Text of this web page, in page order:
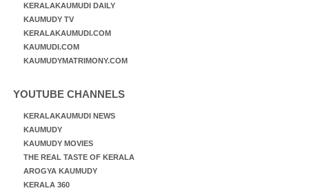
KERALAKAUMUDI DAILY
KAUMUDY TV
KERALAKAUMUDI.COM
KAUMUDI.COM
KAUMUDYMATRIMONY.COM
YOUTUBE CHANNELS
KERALAKAUMUDI NEWS
KAUMUDY
KAUMUDY MOVIES
THE REAL TASTE OF KERALA
AROGYA KAUMUDY
KERALA 360